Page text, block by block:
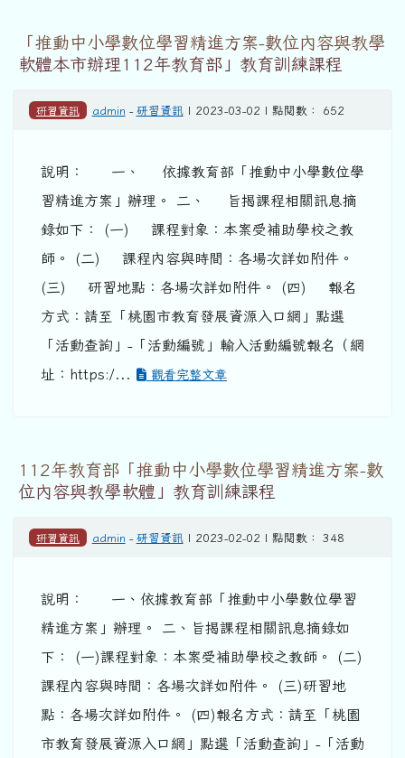
「推動中小學數位學習精進方案-數位內容與教學
軟體本市辦理112年教育部」教育訓練課程
研習資訊 admin - 研習資訊| 2023-03-02 | 點閱數： 652
說明： 一、 依據教育部「推動中小學數位學
習精進方案」辦理。 二、 旨揭課程相關訊息摘
錄如下： (一) 課程對象：本案受補助學校之教
師。 (二) 課程內容與時間：各場次詳如附件。
(三) 研習地點：各場次詳如附件。 (四) 報名
方式：請至「桃園市教育發展資源入口網」點選
「活動查詢」-「活動編號」輸入活動編號報名（網
址：https:/...
觀看完整文章
112年教育部「推動中小學數位學習精進方案-數
位內容與教學軟體」教育訓練課程
研習資訊 admin - 研習資訊| 2023-02-02 | 點閱數： 348
說明： 一、依據教育部「推動中小學數位學習
精進方案」辦理。 二、旨揭課程相關訊息摘錄如
下： (一)課程對象：本案受補助學校之教師。 (二)
課程內容與時間：各場次詳如附件。 (三)研習地
點：各場次詳如附件。 (四)報名方式：請至「桃園
市教育發展資源入口網」點選「活動查詢」-「活動